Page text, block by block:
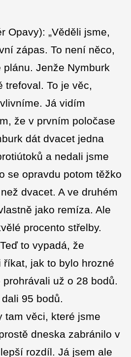
Opavy): „Věděli jsme,
zápas. To není něco,
Jenže Nymburk
trefoval. To je věc,
Já vidím
že v prvním poločase
dát dvacet jedna
a nedali jsme
se opravdu potom těžko
dvacet. A ve druhém
jako remíza. Ale
procento střelby.
to vypadá, že
říkat, jak to bylo hrozné
už o 28 bodů.
95 bodů.
tam věci, které jsme
dneska zabránilo v
rozdíl. Já jsem ale